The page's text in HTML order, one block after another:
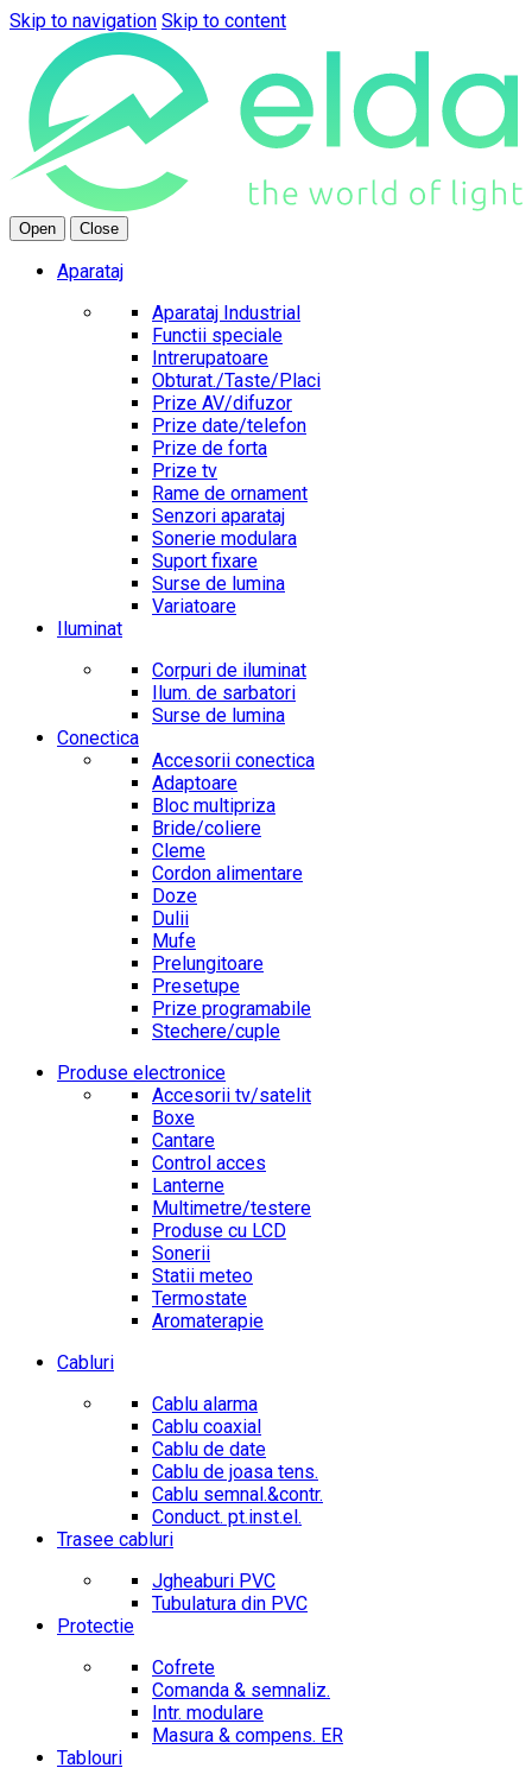
Skip to navigation Skip to content
Open Close
Aparataj
Aparataj Industrial
Functii speciale
Intrerupatoare
Obturat./Taste/Placi
Prize AV/difuzor
Prize date/telefon
Prize de forta
Prize tv
Rame de ornament
Senzori aparataj
Sonerie modulara
Suport fixare
Surse de lumina
Variatoare
Iluminat
Corpuri de iluminat
Ilum. de sarbatori
Surse de lumina
Conectica
Accesorii conectica
Adaptoare
Bloc multipriza
Bride/coliere
Cleme
Cordon alimentare
Doze
Dulii
Mufe
Prelungitoare
Presetupe
Prize programabile
Stechere/cuple
Produse electronice
Accesorii tv/satelit
Boxe
Cantare
Control acces
Lanterne
Multimetre/testere
Produse cu LCD
Sonerii
Statii meteo
Termostate
Aromaterapie
Cabluri
Cablu alarma
Cablu coaxial
Cablu de date
Cablu de joasa tens.
Cablu semnal.&contr.
Conduct. pt.inst.el.
Trasee cabluri
Jgheaburi PVC
Tubulatura din PVC
Protectie
Cofrete
Comanda & semnaliz.
Intr. modulare
Masura & compens. ER
Tablouri